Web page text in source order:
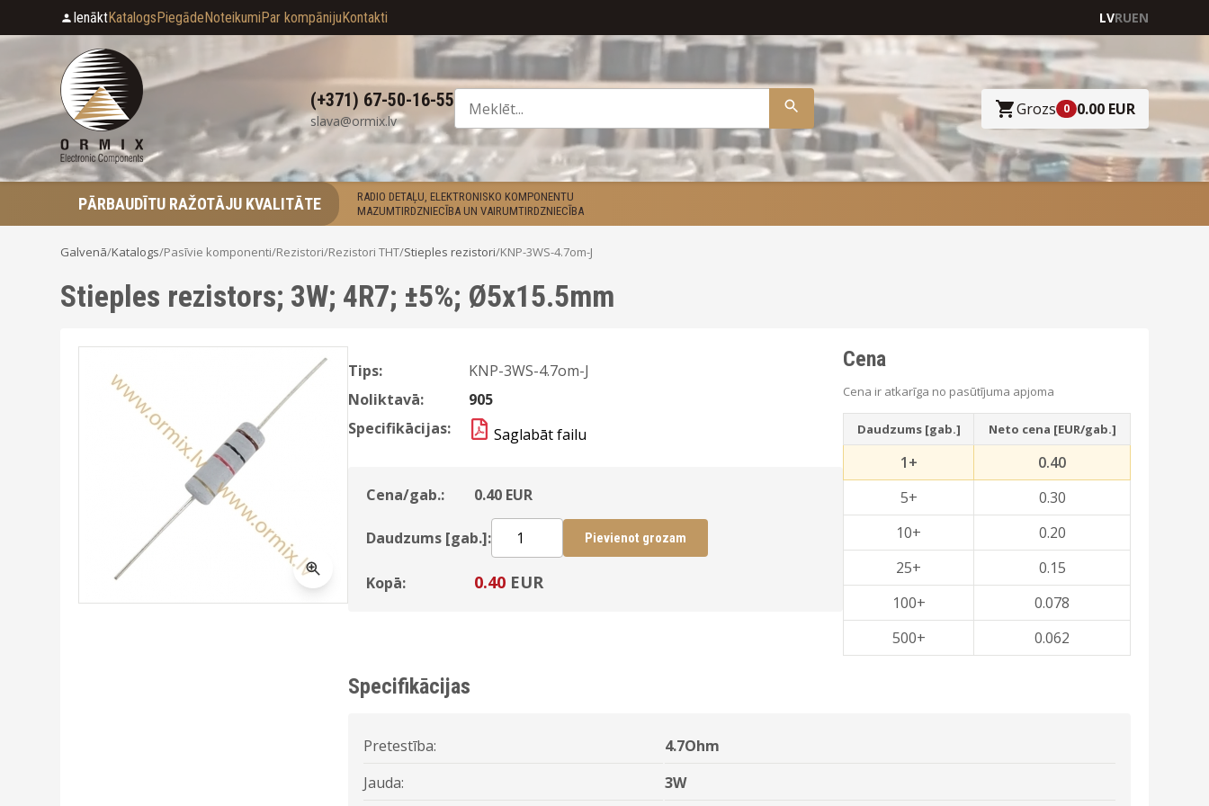
IenāktKatalogsPiegādeNoteikumiPar kompānijuKontakti LVRUEN
(+371) 67-50-16-55
slava@ormix.lv
Grozs 0 0.00 EUR
PĀRBAUDĪTU RAŽOTĀJU KVALITĀTE
RADIO DETAĻU, ELEKTRONISKO KOMPONENTU
MAZUMTIRDZNIECĪBA UN VAIRUMTIRDZNIECĪBA
Galvenā/Katalogs/Pasīvie komponenti/Rezistori/Rezistori THT/Stieples rezistori/KNP-3WS-4.7om-J
Stieples rezistors; 3W; 4R7; ±5%; Ø5x15.5mm
Tips:
KNP-3WS-4.7om-J
Noliktavā:
905
Specifikācijas:
Saglabāt failu
Cena/gab.: 0.40 EUR
Daudzums [gab.]: Pievienot grozam
Kopā: 0.40 EUR
Cena
Cena ir atkarīga no pasūtījuma apjoma
Daudzums [gab.] Neto cena [EUR/gab.]
1+
0.40
5+
0.30
10+
0.20
25+
0.15
100+
0.078
500+
0.062
Specifikācijas
Pretestība:
4.7Ohm
Jauda:
3W